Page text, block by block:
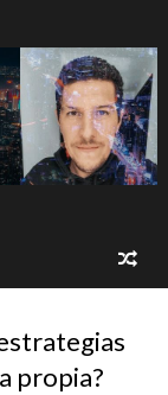
propia?